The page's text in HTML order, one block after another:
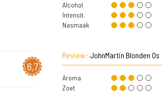
Alcohol
Intensit.
Nasmaak
6,7
Review : JohnMartin Blonden Os
Aroma
Zoet